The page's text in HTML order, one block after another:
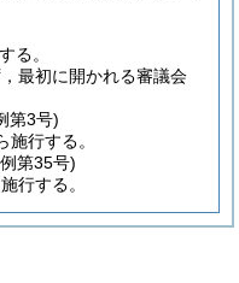
る。
最初に開かれる審議会
第3号)
行する。
第35号)
行する。